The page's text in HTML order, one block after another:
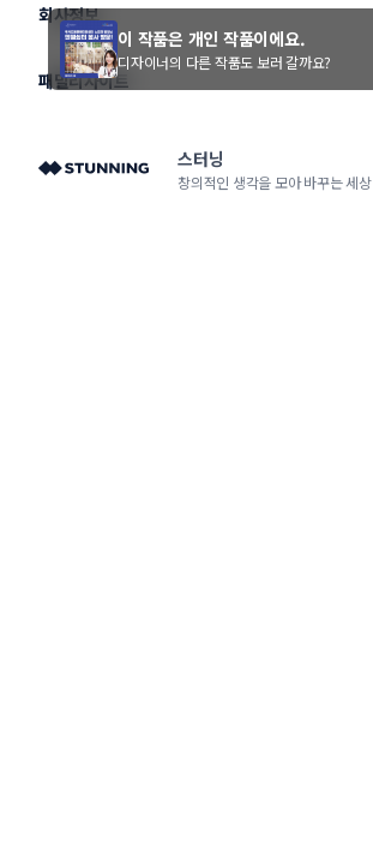
회사정보
패밀리사이트
스터닝
창의적인 생각을 모아 바꾸는 세상
이 작품은 개인 작품이에요.
디자이너의 다른 작품도 보러 갈까요?